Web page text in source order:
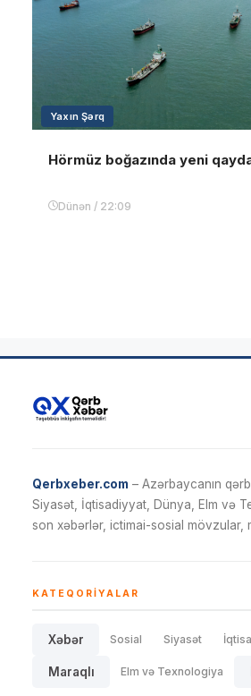
Yaxın Şərq
Hörmüz boğazında yeni
Dünən / 22:09
Qerbxeber.com – Azərbaycanın
Siyasət, İqtisadiyyat, Dünya, Elm və
son xəbərlər, ictimai-sosial mövzular,
KATEQORIYALAR
Xəbər Sosial Siyasət
Maraqlı Elm və Texnologiya